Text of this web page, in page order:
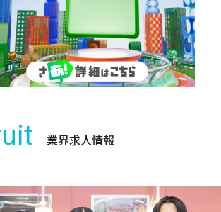
業界求人情報